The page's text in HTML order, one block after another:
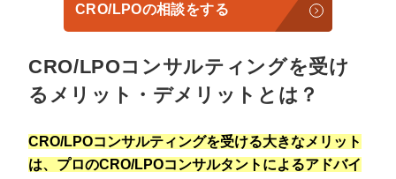
CRO/LPOの相談をする
CRO/LPOコンサルティングを受け
るメリット・デメリットとは？
CRO/LPOコンサルティングを受ける大きなメリット
は、プロのCRO/LPOコンサルタントによるアドバイ